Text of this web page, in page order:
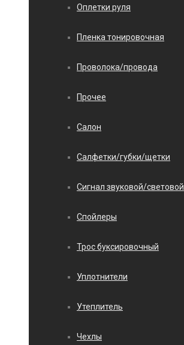
Оплетки руля
Пленка тонировочная
Проволока/провода
Прочее
Салон
Салфетки/губки/щетки
Сигнал звуковой/световой
Спойлеры
Трос буксировочный
Уплотнители
Утеплитель
Чехлы